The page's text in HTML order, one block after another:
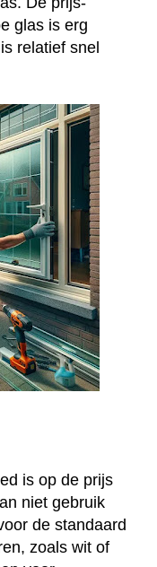
glas is erg
relatief snel
is op de prijs
niet gebruik
de standaard
zoals wit of